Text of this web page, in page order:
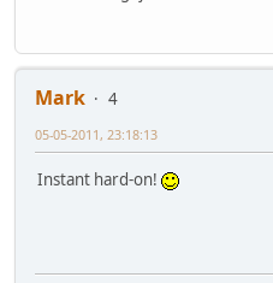
Mark
4
05-05-2011, 23:18:13
Instant hard-on!